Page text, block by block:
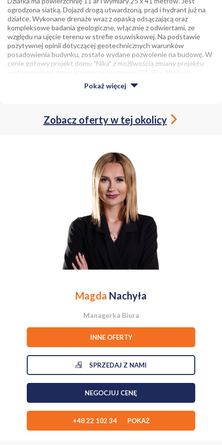
ogrodzona siatką. Dojazd drogą utwardzoną, prąd i hydrant już na
działce. Wykonane drenaże wraz z opaską odsączającą oraz
kompleksowe badania geologiczne, włącznie z odwiertami, ze
względu na ujęcie terenu w strefie osuwiskowej. Na podstawie
pozytywnej opinii dotyczącej geotechnicznych warunków
posadowienia budynku, zostało wydane pozwolenie na budowę. W
cenie gotowy projekt domu "Nika" z możliwością zmiany projektu
pod warunkiem zmieszczenia się w obrysie (21,65 x 20,55 m).
Działka leży tuż przy lasku, na stoku południowym, z tarasowo
posadowionymi domami jednorodzinnymi. Gotowa do rozpoczęcia
Zapraszam po więcej informacji i na prezentację!
Pokaż więcej
Zobacz oferty w tej okolicy
Magda Nachyła
Managerka Biura
INNE OFERTY
SPRZEDAJ Z NAMI
NEGOCJUJ CENĘ
+48 22 102 34 POKAŻ